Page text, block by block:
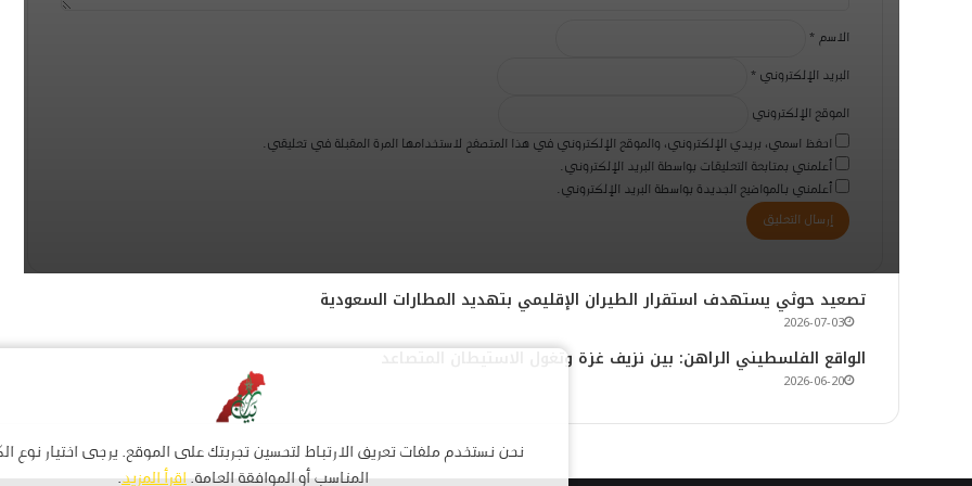
الاسم*
البريد الإلكتروني*
الموقع الإلكتروني
احفظ اسمي، بريدي الإلكتروني، والموقع الإلكتروني في هذا المتصفح لاستخدامها المرة المقبلة في تعليقي.
أعلمني بمتابعة التعليقات بواسطة البريد الإلكتروني.
أعلمني بالمواضيع الجديدة بواسطة البريد الإلكتروني.
​تصعيد حوثي يستهدف استقرار الطيران الإقليمي بتهديد المطارات السعودية
2026-07-03
الواقع الفلسطيني الراهن: بين نزيف غزة وتغول الاستيطان المتصاعد
2026-06-20
نحن نستخدم ملفات تعريف الارتباط لتحسين تجربتك على الموقع. يرجى اختيار نوع
المناسب أو الموافقة العامة. اقرأ المزيد.